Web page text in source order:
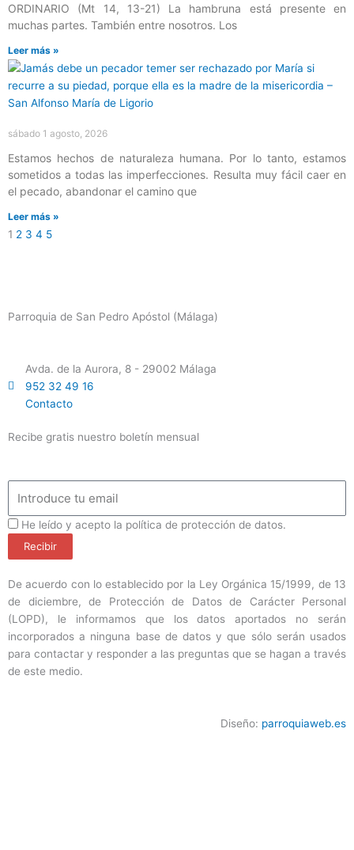
ORDINARIO (Mt 14, 13-21) La hambruna está presente en
muchas partes. También entre nosotros. Los
Leer más »
sábado 1 agosto, 2026
Estamos hechos de naturaleza humana. Por lo tanto, estamos
sometidos a todas las imperfecciones. Resulta muy fácil caer en
el pecado, abandonar el camino que
Leer más »
1 2 3 4 5
Parroquia de San Pedro Apóstol (Málaga)
Avda. de la Aurora, 8 - 29002 Málaga
952 32 49 16
Contacto
Recibe gratis nuestro boletín mensual
ProteccionDatos
He leído y acepto la política de protección de datos.
Recibir
De acuerdo con lo establecido por la Ley Orgánica 15/1999, de 13
de diciembre, de Protección de Datos de Carácter Personal
(LOPD), le informamos que los datos aportados no serán
incorporados a ninguna base de datos y que sólo serán usados
para contactar y responder a las preguntas que se hagan a través
de este medio.
Diseño: parroquiaweb.es